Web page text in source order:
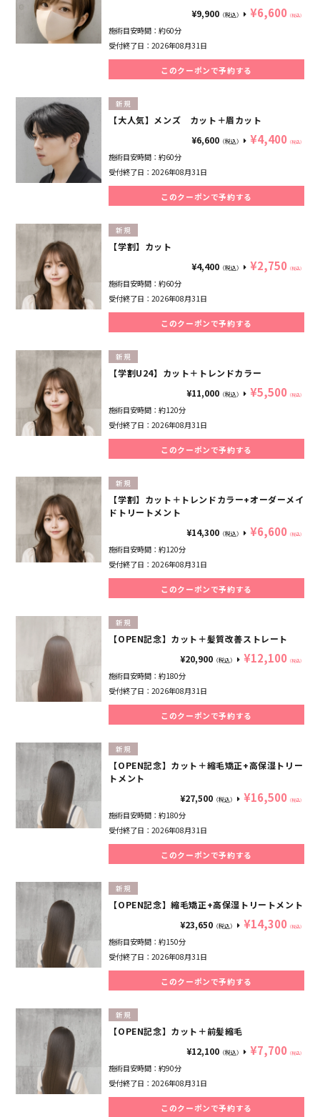
¥9,900 （税込） ¥6,600（税込）
施術目安時間：約60分
受付終了日：2026年08月31日
このクーポンで予約する
新規
【大人気】メンズ カット＋眉カット
¥6,600 （税込） ¥4,400（税込）
施術目安時間：約60分
受付終了日：2026年08月31日
このクーポンで予約する
新規
【学割】カット
¥4,400 （税込） ¥2,750（税込）
施術目安時間：約60分
受付終了日：2026年08月31日
このクーポンで予約する
新規
【学割U24】カット＋トレンドカラー
¥11,000 （税込） ¥5,500（税込）
施術目安時間：約120分
受付終了日：2026年08月31日
このクーポンで予約する
新規
【学割】カット＋トレンドカラー+オーダーメイ
ドトリートメント
¥14,300 （税込） ¥6,600（税込）
施術目安時間：約120分
受付終了日：2026年08月31日
このクーポンで予約する
新規
【OPEN記念】カット＋髪質改善ストレート
¥20,900 （税込） ¥12,100（税込）
施術目安時間：約180分
受付終了日：2026年08月31日
このクーポンで予約する
新規
【OPEN記念】カット＋縮毛矯正+高保湿トリー
トメント
¥27,500 （税込） ¥16,500（税込）
施術目安時間：約180分
受付終了日：2026年08月31日
このクーポンで予約する
新規
【OPEN記念】縮毛矯正+高保湿トリートメント
¥23,650 （税込） ¥14,300（税込）
施術目安時間：約150分
受付終了日：2026年08月31日
このクーポンで予約する
新規
【OPEN記念】カット＋前髪縮毛
¥12,100 （税込） ¥7,700（税込）
施術目安時間：約90分
受付終了日：2026年08月31日
このクーポンで予約する